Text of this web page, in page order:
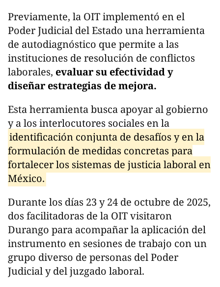
Previamente, la OIT implementó en el
Poder Judicial del Estado una herramienta
de autodiagnóstico que permite a las
instituciones de resolución de conflictos
laborales, evaluar su efectividad y
diseñar estrategias de mejora.
Esta herramienta busca apoyar al gobierno
y a los interlocutores sociales en la
identificación conjunta de desafíos y en la
formulación de medidas concretas para
fortalecer los sistemas de justicia laboral en
México.
Durante los días 23 y 24 de octubre de 2025,
dos facilitadoras de la OIT visitaron
Durango para acompañar la aplicación del
instrumento en sesiones de trabajo con un
grupo diverso de personas del Poder
Judicial y del juzgado laboral.